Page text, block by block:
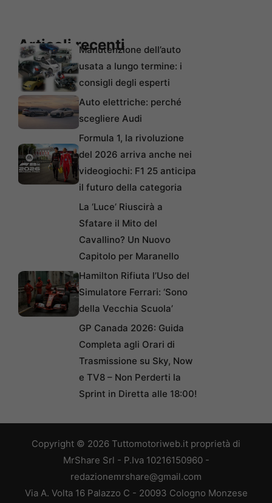
Articoli recentiManutenzione dell’auto
usata a lungo termine: i
consigli degli esperti
Auto elettriche: perché
scegliere Audi
Formula 1, la rivoluzione
del 2026 arriva anche nei
videogiochi: F1 25 anticipa
il futuro della categoria
La ‘Luce’ Riuscirà a
Sfatare il Mito del
Cavallino? Un Nuovo
Capitolo per Maranello
Hamilton Rifiuta l’Uso del
Simulatore Ferrari: ‘Sono
della Vecchia Scuola’
GP Canada 2026: Guida
Completa agli Orari di
Trasmissione su Sky, Now
e TV8 – Non Perderti la
Sprint in Diretta alle 18:00!
Copyright © 2026 Tuttomotoriweb.it proprietà di
MrShare Srl - P.Iva 10216150960 -
redazionemrshare@gmail.com
Via A. Volta 16 Palazzo C - 20093 Cologno Monzese